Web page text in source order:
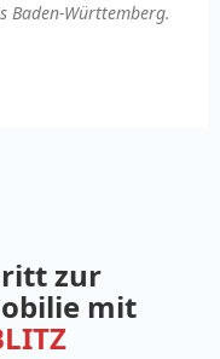
Baden-Württemberg.
zur
mit